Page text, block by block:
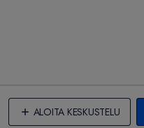
ALOITA KESKUSTELU